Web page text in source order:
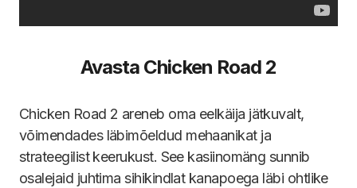
Avasta Chicken Road 2
Chicken Road 2 areneb oma eelkäija jätkuvalt,
võimendades läbimõeldud mehaanikat ja
strateegilist keerukust. See kasiinomäng sunnib
osalejaid juhtima sihikindlat kanapoega läbi ohtlike